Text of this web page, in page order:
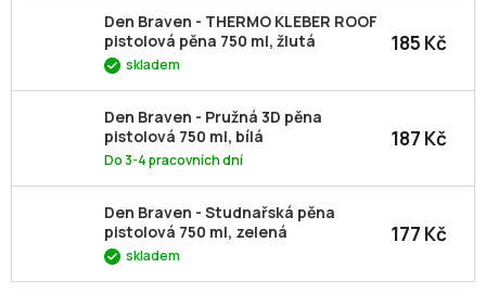
Den Braven - THERMO KLEBER ROOF
pistolová pěna 750 ml, žlutá
skladem
185 Kč
Den Braven - Pružná 3D pěna
pistolová 750 ml, bílá
Do 3-4 pracovních dní
187 Kč
Den Braven - Studnařská pěna
pistolová 750 ml, zelená
skladem
177 Kč